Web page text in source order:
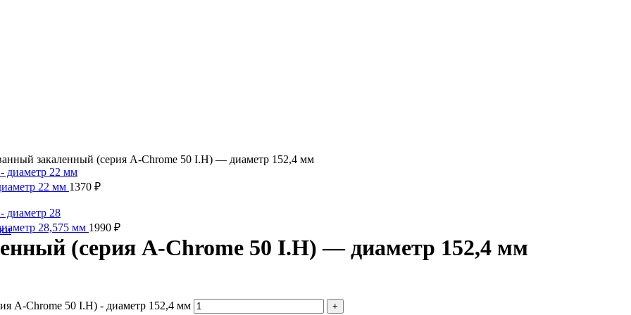
закаленный (серия A-Chrome 50 I.H) — диаметр 152,4 мм
22 мм 1370 ₽
28,575 мм 1990 ₽
(серия A-Chrome 50 I.H) — диаметр 152,4 мм
A-Chrome 50 I.H) - диаметр 152,4 мм